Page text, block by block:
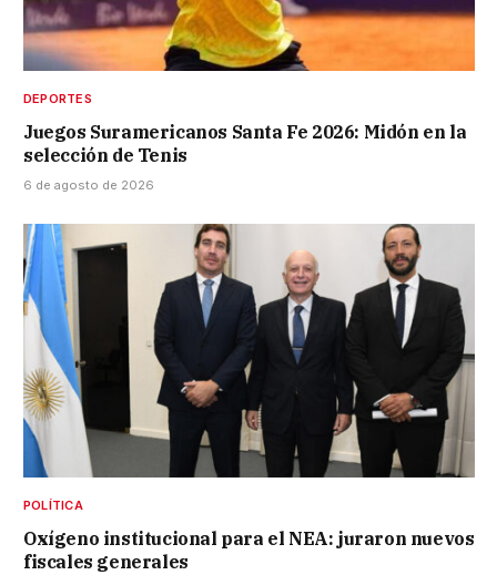
DEPORTES
Juegos Suramericanos Santa Fe 2026: Midón en la
selección de Tenis
6 de agosto de 2026
POLÍTICA
Oxígeno institucional para el NEA: juraron nuevos
fiscales generales